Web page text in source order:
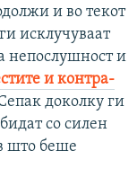
и во текот
исклучуваат
непослушност и
и контра-
доколку ги
со силен
што беше